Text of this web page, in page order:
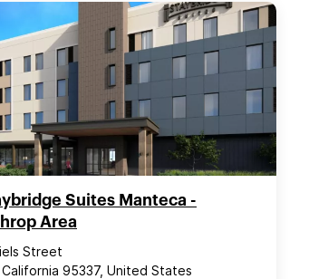
Suites Manteca -
Area
Street
95337, United States